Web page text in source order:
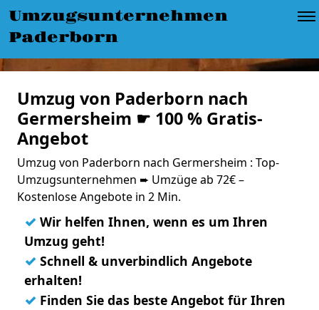
Umzugsunternehmen
Paderborn
Umzug von Paderborn nach
Germersheim ☛ 100 % Gratis-
Angebot
Umzug von Paderborn nach Germersheim : Top-
Umzugsunternehmen ➨ Umzüge ab 72€ –
Kostenlose Angebote in 2 Min.
✓ Wir helfen Ihnen, wenn es um Ihren
Umzug geht!
✓ Schnell & unverbindlich Angebote
erhalten!
✓ Finden Sie das beste Angebot für Ihren